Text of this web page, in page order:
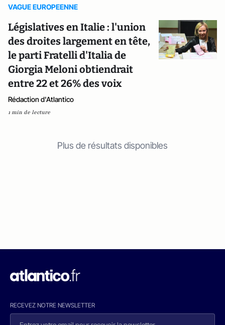
VAGUE EUROPEENNE
Législatives en Italie : l'union
des droites largement en tête,
le parti Fratelli d'Italia de
Giorgia Meloni obtiendrait
entre 22 et 26% des voix
Rédaction d'Atlantico
1 min de lecture
Plus de résultats disponibles
RECEVEZ NOTRE NEWSLETTER